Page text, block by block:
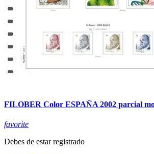
FILOBER Color ESPAÑA 2002 parcial
favorite
Debes de estar registrado